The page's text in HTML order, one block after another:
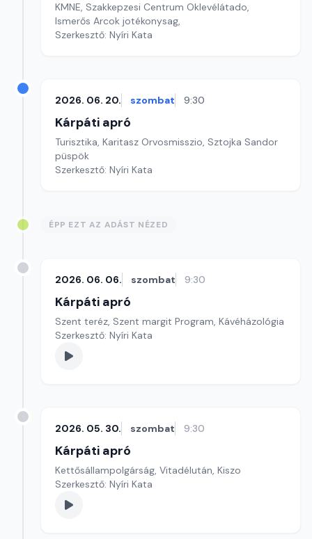
KMNE, Szakkepzesi Centrum Oklevélátado,
Ismerős Arcok jotékonysag,
Szerkesztő: Nyíri Kata
2026. 06. 20. szombat 9:30
Kárpáti apró
Turisztika, Karitasz Orvosmisszio, Sztojka Sandor
püspök
Szerkesztő: Nyíri Kata
ÉPP EZT AZ ADÁST NÉZED
2026. 06. 06. szombat 9:30
Kárpáti apró
Szent teréz, Szent margit Program, Kávéházológia
Szerkesztő: Nyíri Kata
2026. 05. 30. szombat 9:30
Kárpáti apró
Kettősállampolgárság, Vitadélután, Kiszo
Szerkesztő: Nyíri Kata